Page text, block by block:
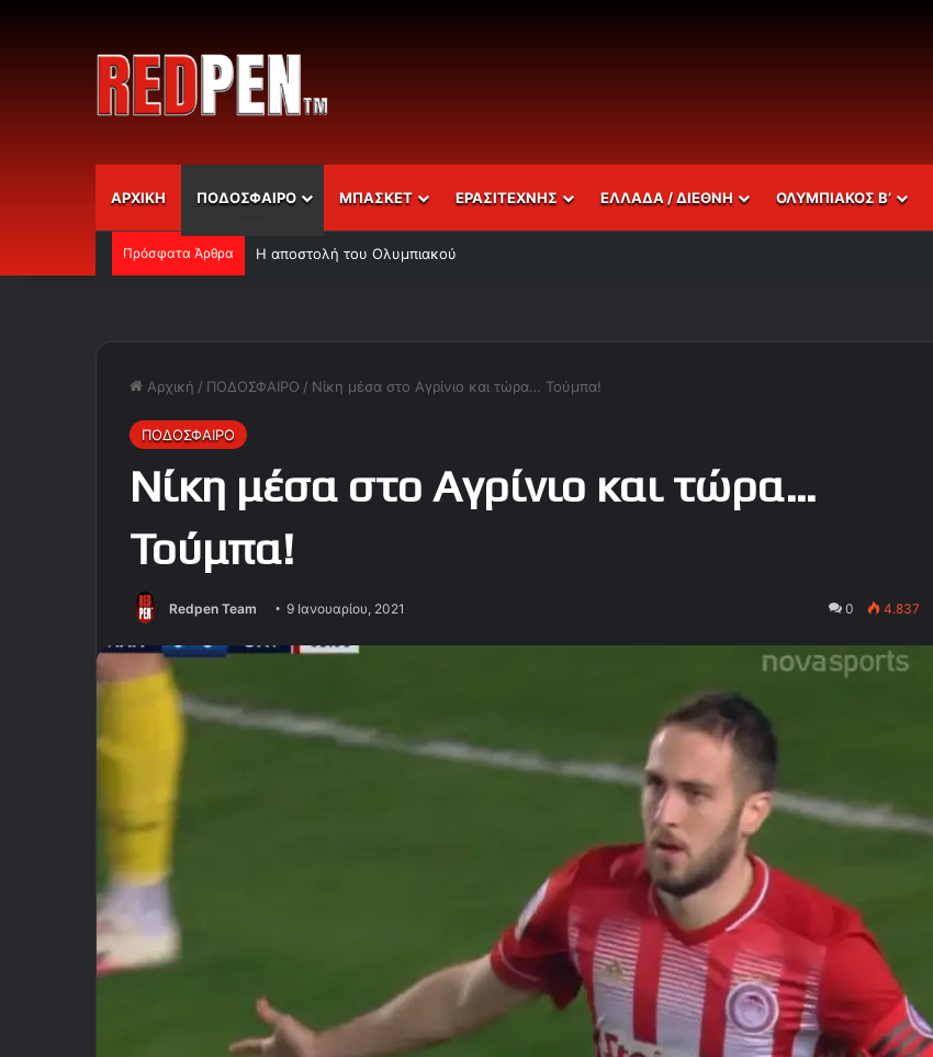
ΑΡΧΙΚΗ ΠΟΔΟΣΦΑΙΡΟ ΜΠΑΣΚΕΤ ΕΡΑΣΙΤΕΧΝΗΣ ΕΛΛΑΔΑ / ΔΙΕΘΝΗ ΟΛΥΜΠΙΑΚΟΣ Β’
Πρόσφατα Άρθρα Η αποστολή του Ολυμπιακού
Αρχική / ΠΟΔΟΣΦΑΙΡΟ / Νίκη μέσα στο Αγρίνιο και τώρα… Τούμπα!
ΠΟΔΟΣΦΑΙΡΟ
Νίκη μέσα στο Αγρίνιο και τώρα…
Τούμπα!
Redpen Team 9 Ιανουαρίου, 2021 0 4.837